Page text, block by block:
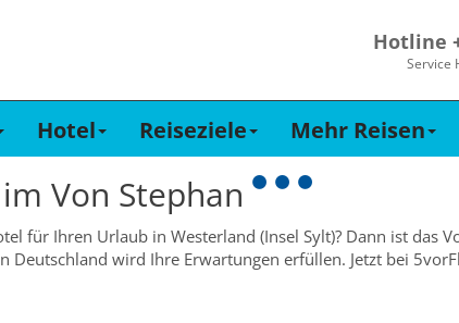
Hotline
Service
Hotel Reiseziele Mehr Reisen
Von Stephan
für Ihren Urlaub in Westerland (Insel Sylt)? Dann ist das
Deutschland wird Ihre Erwartungen erfüllen. Jetzt bei